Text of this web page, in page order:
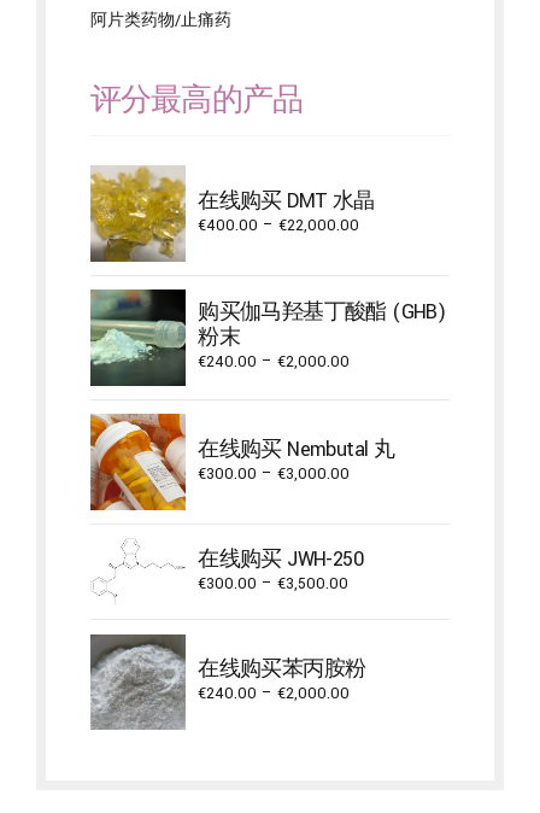
阿片类药物/止痛药
评分最高的产品
在线购买 DMT 水晶
€400.00 – €22,000.00
through
€22,000.00
购买伽马羟基丁酸酯 (GHB)
粉末
€240.00 – €2,000.00
through
€2,000.00
在线购买 Nembutal 丸
€300.00 – €3,000.00
through
在线购买 JWH-250
€300.00 – €3,500.00
through
€3,500.00
在线购买苯丙胺粉
€240.00 – €2,000.00